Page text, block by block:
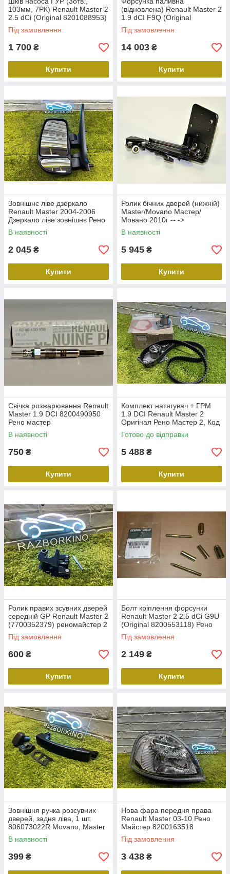
103мм, 7РК) Renault Master 2
2.5 dCi (Original 8201088953)
Рено мастер
Під замовлення
1 700 ₴
Купити
(відновлена) Renault Master 2
1.9 dCI F9Q (Original
166000262R) Рено мастер
Під замовлення
14 003 ₴
Купити
Зовнішнє ліве дзеркало
Renault Master 2004-2006
Дзеркало ліве зовнішнє Рено
Майстер 8200163752
В наявності
2 045 ₴
Купити
Ролик бічних дверей (нижній)
Master/Movano Мастер/
Мовано 2010г -- ->
(745961469R) Renault
(745963412R) (8200660913)
В наявності
5 945 ₴
Купити
Свічка розжарювання Renault
Master 1.9 DCI 8200490950
Рено мастер
В наявності
750 ₴
Купити
Комплект натягувач + ГРМ
1.9 DСI Renault Master 2
Оригінал Рено Мастер 2, Код
119A01877R
Готово до відправки
5 488 ₴
Купити
Ролик правих зсувних дверей
середній GP Renault Master 2
(7700352379) реномайстер 2
Під замовлення
600 ₴
Купити
Болт кріплення форсунки
Renault Master 2 2.5 dCi G9U
(Original 8200553118) Рено
мастер
Під замовлення
2 149 ₴
Купити
Зовнішня ручка розсувних
дверей, задня ліва, 1 шт.
806073022R Movano, Master
В наявності
399 ₴
Нова фара передня права
Renault Master 03-10 Рено
Майстер 8200163518
Під замовлення
3 438 ₴